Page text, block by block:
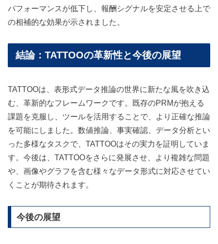
パフォーマンスが低下し、報酬シグナルを安定させる上で
の相補的な効果が示されました。
結論：TATTOOの革新性と今後の展望
TATTOOは、表形式データ推論の世界に新たな風を吹き込
む、革新的なフレームワークです。既存のPRMが抱える
課題を克服し、ツールを活用することで、より正確な推論
を可能にしました。数値推論、事実確認、データ分析とい
った多様なタスクで、TATTOOはその実力を証明していま
す。今後は、TATTOOをさらに発展させ、より複雑な問題
や、画像やグラフを含む様々なデータ形式に対応させてい
くことが期待されます。
今後の展望